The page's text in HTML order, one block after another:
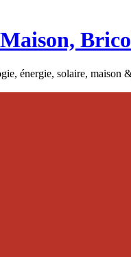
énergie, solaire,